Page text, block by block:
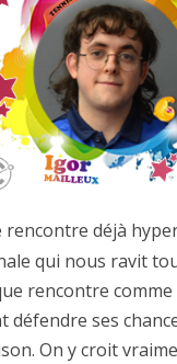
déjà
qui nous ravit
rencontre comme
ses
On y croit